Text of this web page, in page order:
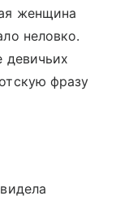
женщина
неловко.
девичьих
фразу